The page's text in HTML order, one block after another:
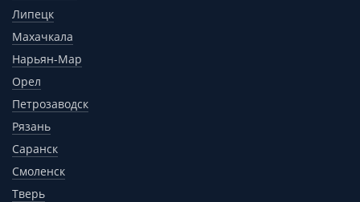
Липецк
Махачкала
Нарьян-Мар
Орел
Петрозаводск
Рязань
Саранск
Смоленск
Тверь